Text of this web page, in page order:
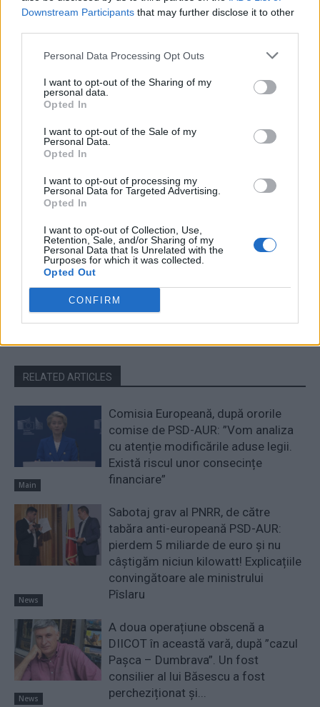
Downstream Participants that may further disclose it to other
Personal Data Processing Opt Outs
I want to opt-out of the Sharing of my
personal data.
Opted In
I want to opt-out of the Sale of my
Personal Data.
Opted In
I want to opt-out of processing my
Personal Data for Targeted Advertising.
Opted In
I want to opt-out of Collection, Use,
Retention, Sale, and/or Sharing of my
Personal Data that Is Unrelated with the
Purposes for which it was collected.
Opted Out
CONFIRM
Articolul precedent
până la capăt: alegeri
prezidențiale pe 15 și 29
septembrie! Timp de aproape
trei luni, vom avea doi
președinți: unul pe final de
mandat (Iohannis), altul
tocmai ales, dar care
așteaptă pe tușă
Articolul următor
americanilor: „Ridicăm, de
un nou El Dorado energetic!”,
„întrecem Polonia!“
Matei Udrea
RELATED ARTICLES
Main
Comisia Europeană, după ororile
comise de PSD-AUR: ”Vom analiza
cu atenție modificările aduse legii.
Există riscul unor consecințe
financiare”
News
Sabotaj grav al PNRR, de către
tabăra anti-europeană PSD-AUR:
pierdem 5 miliarde de euro și nu
câștigăm niciun kilowatt! Explicațiile
convingătoare ale ministrului
Pîslaru
News
A doua operațiune obscenă a
DIICOT în această vară, după ”cazul
Pașca – Dumbrava”. Un fost
consilier al lui Băsescu a fost
percheziționat și...